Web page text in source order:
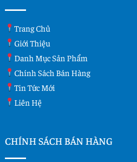
Trang Chủ
Giới Thiệu
Danh Mục Sản Phẩm
Chính Sách Bán Hàng
Tin Tức Mới
Liên Hệ
CHÍNH SÁCH BÁN HÀNG